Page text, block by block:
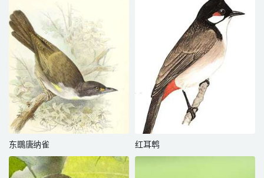
东䳭唐纳雀 红耳鹎